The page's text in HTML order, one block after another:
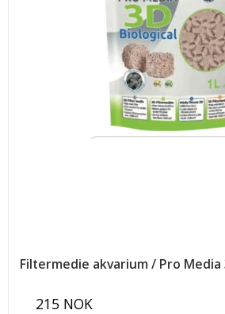
Filtermedie akvarium / Pro Media
215 NOK